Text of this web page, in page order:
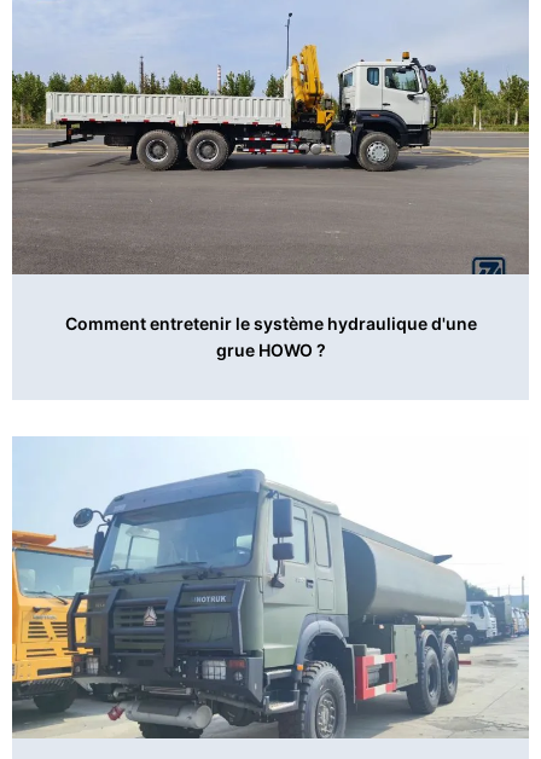
Comment entretenir le système hydraulique d'une
grue HOWO ?